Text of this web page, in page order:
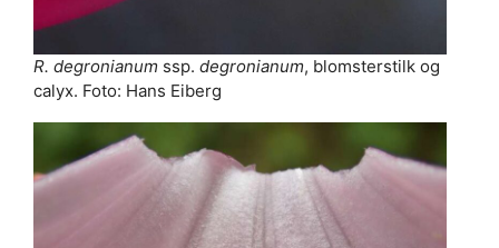
R. degronianum ssp. degronianum, blomsterstilk og
calyx. Foto: Hans Eiberg